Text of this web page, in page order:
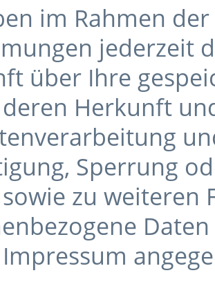
im Rahmen
jederzeit
über Ihre
Herkunft
Sperrung
zu weiteren